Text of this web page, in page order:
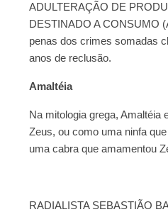
ADULTERAÇÃO DE
DESTINADO A CONSUMO
penas dos crimes somadas
anos de reclusão.
Amaltéia
Na mitologia grega, Amaltéia
Zeus, ou como uma ninfa
uma cabra que amamentou
RADIALISTA SEBASTIÃO